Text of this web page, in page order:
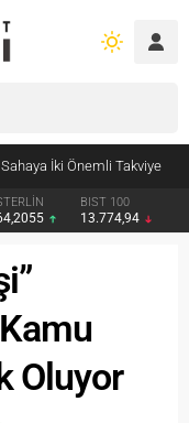
İki Önemli Takviye
BIST 100
13.774,94
Oluyor